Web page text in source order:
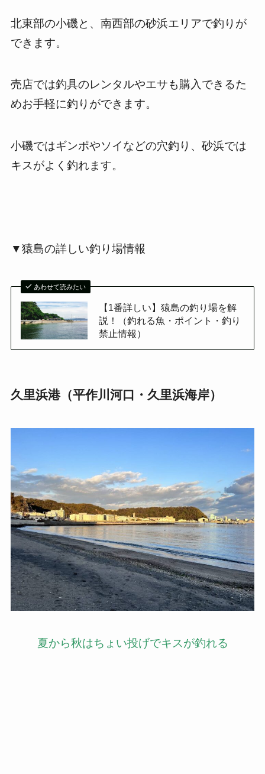
北東部の小磯と、南西部の砂浜エリアで釣りが
できます。
売店では釣具のレンタルやエサも購入できるた
めお手軽に釣りができます。
小磯ではギンポやソイなどの穴釣り、砂浜では
キスがよく釣れます。
▼猿島の詳しい釣り場情報
あわせて読みたい
【1番詳しい】猿島の釣り場を解
説！（釣れる魚・ポイント・釣り
禁止情報）
久里浜港（平作川河口・久里浜海岸）
夏から秋はちょい投げでキスが釣れる